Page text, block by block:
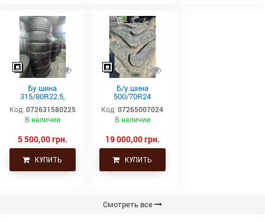
Бу шина
315/80R22.5,
315/80Р22.5,
315х80R22.5,
315.80R22.5
ведущая
Код: 072631580225
В наличии
5 500,00 грн.
КУПИТЬ
Б/у шина
500/70R24
(19.5L24)
Trelleborg
Код: 07265007024
В наличии
19 000,00 грн.
КУПИТЬ
Смотреть все